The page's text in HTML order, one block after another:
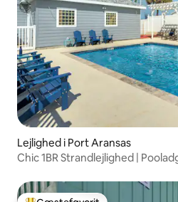
Lejlighed i Port Aransas
Chic 1BR Strandlejlighed |